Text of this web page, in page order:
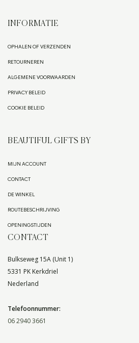
INFORMATIE
OPHALEN OF VERZENDEN
RETOURNEREN
ALGEMENE VOORWAARDEN
PRIVACY BELEID
COOKIE BELEID
BEAUTIFUL GIFTS BY
MIJN ACCOUNT
CONTACT
DE WINKEL
ROUTEBESCHRIJVING
OPENINGSTIJDEN
CONTACT
Bulkseweg 15A (Unit 1)
5331 PK Kerkdriel
Nederland
Telefoonnummer:
06 2940 3661